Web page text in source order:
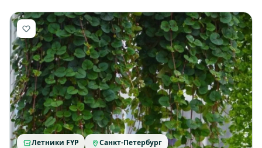
Летники FYP Санкт-Петербург